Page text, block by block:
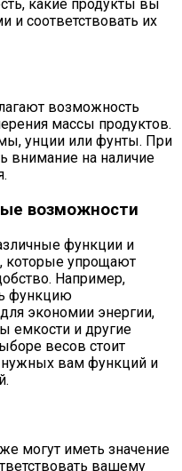
какие продукты вы
и соответствовать их
возможность
массы продуктов.
унции или фунты. При
внимание на наличие
возможности
функции и
которые упрощают
Например,
функцию
экономии энергии,
емкости и другие
весов стоит
нужных вам функций и
могут иметь значение
вашему